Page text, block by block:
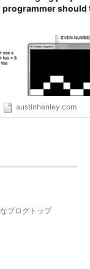
programmer should
austinhenley.com
ブログトップ